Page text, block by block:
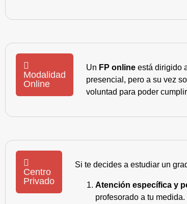
Modalidad
Online
Un FP online está dirigido
presencial, pero a su vez
voluntad para poder
Centro
Privado
Si te decides a estudiar un
Atención específica y
profesorado a tu